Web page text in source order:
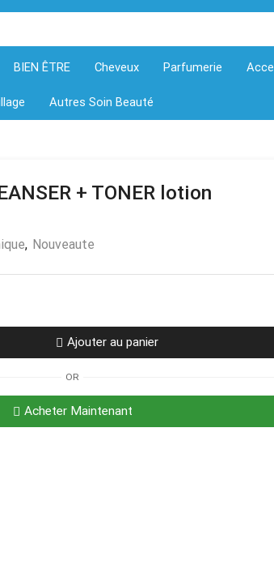
BIEN ÊTRE Cheveux Parfumerie
Autres Soin Beauté
+ TONER lotion
, Nouveaute
Ajouter au panier
OR
Acheter Maintenant